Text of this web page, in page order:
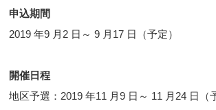
申込期間
2019 年9 月2 日～ 9 月17 日（予定）
開催日程
地区予選：2019 年11 月9 日～ 11 月24 日（